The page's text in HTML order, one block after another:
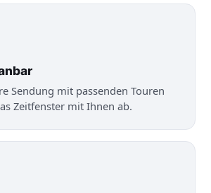
Sendung mit passenden Touren
Zeitfenster mit Ihnen ab.